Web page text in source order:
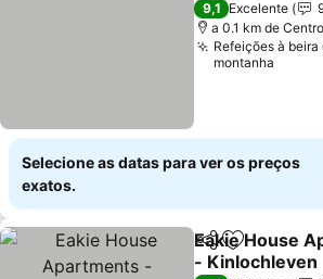
9,1 Excelente
a 0.1 km de
Refeições à
montanha
Selecione as datas para ver os preços
exatos.
PartilharAdicionar
Eakie House
- Kinlochleven